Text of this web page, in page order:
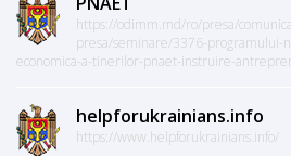
https://odimm.md/ro/presa/
presa/seminare/3376-programului-
economica-a-tinerilor-pnaet-instruire-
helpforukrainians.info
https://www.helpforukrainians.info/